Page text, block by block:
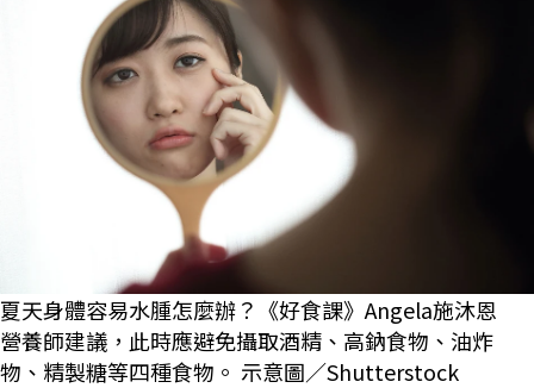
夏天身體容易水腫怎麼辦？《好食課》Angela施沐恩
營養師建議，此時應避免攝取酒精、高鈉食物、油炸
物、精製糖等四種食物。 示意圖／Shutterstock